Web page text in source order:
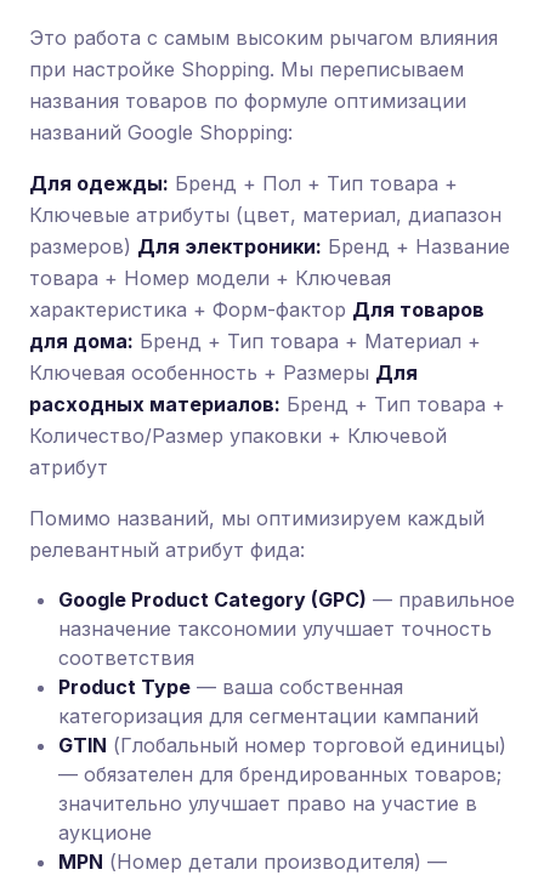
Это работа с самым высоким рычагом влияния
при настройке Shopping. Мы переписываем
названия товаров по формуле оптимизации
названий Google Shopping:
Для одежды: Бренд + Пол + Тип товара +
Ключевые атрибуты (цвет, материал, диапазон
размеров) Для электроники: Бренд + Название
товара + Номер модели + Ключевая
характеристика + Форм-фактор Для товаров
для дома: Бренд + Тип товара + Материал +
Ключевая особенность + Размеры Для
расходных материалов: Бренд + Тип товара +
Количество/Размер упаковки + Ключевой
атрибут
Помимо названий, мы оптимизируем каждый
релевантный атрибут фида:
Google Product Category (GPC) — правильное
назначение таксономии улучшает точность
соответствия
Product Type — ваша собственная
категоризация для сегментации кампаний
GTIN (Глобальный номер торговой единицы)
— обязателен для брендированных товаров;
значительно улучшает право на участие в
аукционе
MPN (Номер детали производителя) —